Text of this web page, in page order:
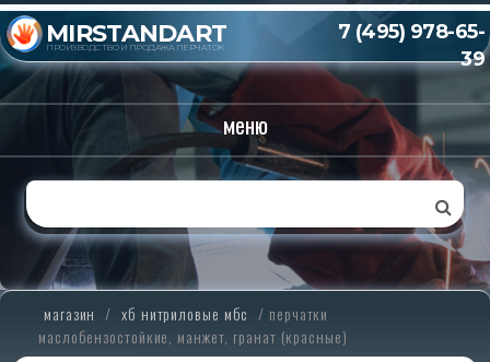
MIRSTANDART
ПРОИЗВОДСТВО И ПРОДАЖА ПЕРЧАТОК
7 (495) 978-65-
39
меню
магазин / хб нитриловые мбс / перчатки
маслобензостойкие, манжет, гранат (красные)